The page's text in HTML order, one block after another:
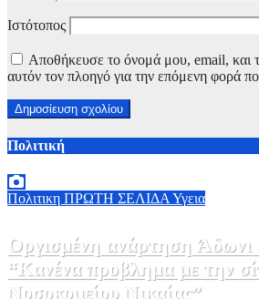
Ιστότοπος
Αποθήκευσε το όνομά μου, email, και
αυτόν τον πλοηγό για την επόμενη φορά
Πολιτική
Πολιτικη ΠΡΩΤΗ ΣΕΛΙΔΑ Υγεια
Οργισμένη ανάρτηση Άδωνι
“Κανένα προβλημα με την
Νοσοκομείου Νικαίας”